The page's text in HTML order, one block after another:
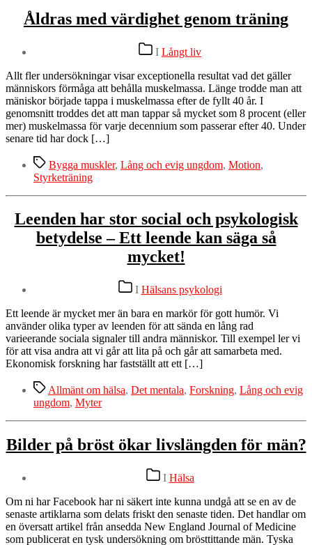
Åldras med värdighet genom träning
Kategorier
I Långt liv
Allt fler undersökningar visar exceptionella resultat vad det gäller
människors förmåga att behålla muskelmassa. Länge trodde man att
mäniskor började tappa i muskelmassa efter de fyllt 40 år. I
genomsnitt troddes det att man tappar så mycket som 8 procent (eller
mer) muskelmassa för varje decennium som passerar efter 40. Under
senare tid har dock […]
Etiketter
Bygga muskler, Lång och evig ungdom, Motion,
Styrketräning
Leenden har stor social och psykologisk
betydelse – Ett leende kan säga så
mycket!
Kategorier
I Hälsans psykologi
Ett leende är mycket mer än bara en markör för gott humör. Vi
använder olika typer av leenden för att sända en lång rad
varieerande sociala signaler till andra människor. Till exempel ler vi
för att visa andra att vi går att lita på och går att samarbeta med.
Ekonomisk forskning har fastställt att ett […]
Etiketter
Allmänt om hälsa, Det mentala, Forskning, Lång och evig
ungdom, Myter
Bilder på bröst ökar livslängden för män?
Kategorier
I Hälsa
Om ni har Facebook har ni säkert inte kunna undgå att se en av de
senaste artiklarna som delats friskt den senaste tiden. Det handlar om
en översatt artikel från ansedda New England Journal of Medicine
som publicerat en tysk undersökning om brösttittande män. Tyska